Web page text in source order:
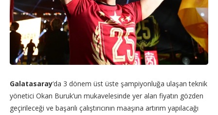
Galatasaray‘da 3 dönem üst üste şampiyonluğa ulaşan teknik
yönetici Okan Buruk’un mukavelesinde yer alan fiyatın gözden
geçirileceği ve başarılı çalıştırıcının maaşına artırım yapılacağı